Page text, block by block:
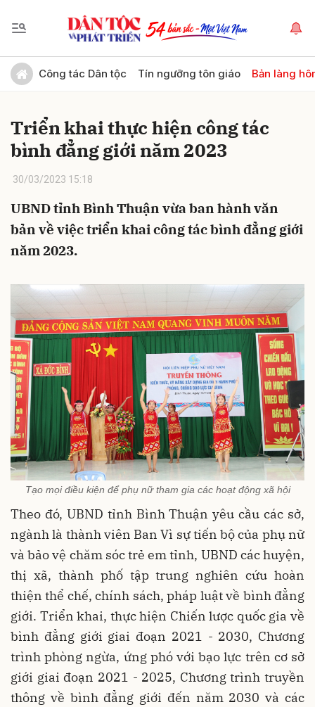
Công tác Dân tộc Tín ngưỡng tôn giáo Bản làng
Triển khai thực hiện công tác
bình đẳng giới năm 2023
30/03/2023 15:18
UBND tỉnh Bình Thuận vừa ban hành văn
bản về việc triển khai công tác bình đẳng giới
năm 2023.
Tạo mọi điều kiện để phụ nữ tham gia các hoạt động xã hội
Theo đó, UBND tỉnh Bình Thuận yêu cầu các sở,
ngành là thành viên Ban Vì sự tiến bộ của phụ nữ
và bảo vệ chăm sóc trẻ em tỉnh, UBND các huyện,
thị xã, thành phố tập trung nghiên cứu hoàn
thiện thể chế, chính sách, pháp luật về bình đẳng
giới. Triển khai, thực hiện Chiến lược quốc gia về
bình đẳng giới giai đoạn 2021 - 2030, Chương
trình phòng ngừa, ứng phó với bạo lực trên cơ sở
giới giai đoạn 2021 - 2025, Chương trình truyền
thông về bình đẳng giới đến năm 2030 và các
Gửi bình luận
Hủy Gửi